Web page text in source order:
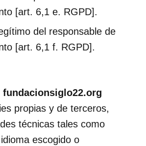
[art. 6,1 e. RGPD].
del responsable de
[art. 6,1 f. RGPD].
fundacionsiglo22.org
propias y de terceros,
técnicas tales como
escogido o